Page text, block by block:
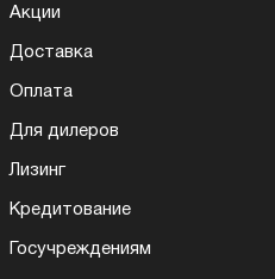
Акции
Доставка
Оплата
Для дилеров
Лизинг
Кредитование
Госучреждениям